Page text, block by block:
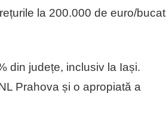
la 200.000 de euro/
din județe, inclusiv la Iași.
Prahova și o apropiată a